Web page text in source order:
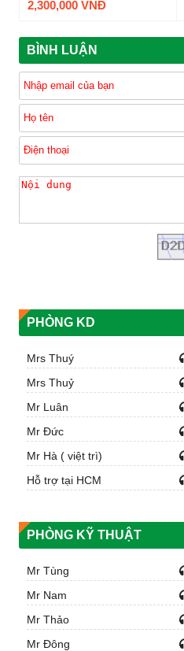
2,300,000 VNĐ
BÌNH LUẬN
PHÒNG KD
Mrs Thuý
Mrs Thuỷ
Mr Luân
Mr Đức
Mr Hà ( việt trì)
Hỗ trợ tại HCM
PHÒNG KỸ THUẬT
Mr Tùng
Mr Nam
Mr Thảo
Mr Đông